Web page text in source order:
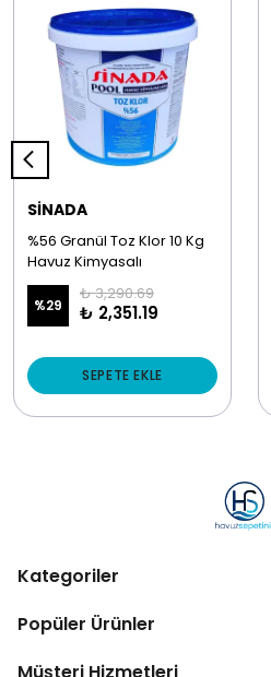
SİNADA
%56 Granül Toz Klor 10 Kg
Havuz Kimyasalı
%29
₺ 3,290.69
₺ 2,351.19
SEPETE EKLE
Kategoriler
Popüler Ürünler